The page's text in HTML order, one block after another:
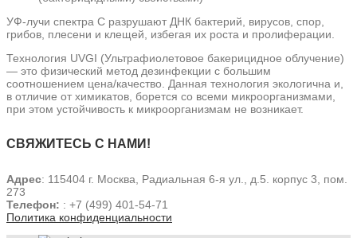
УФ-лучи спектра С разрушают ДНК бактерий, вирусов, спор,
грибов, плесени и клещей, избегая их роста и пролиферации.
Технология UVGI (Ультрафиолетовое бакерицидное облучение)
— это физический метод дезинфекции с большим
соотношением цена/качество. Данная технология экологична и,
в отличие от химикатов, борется со всеми микроорганизмами,
при этом устойчивость к микроорганизмам не возникает.
СВЯЖИТЕСЬ С НАМИ!
Адрес: 115404 г. Москва, Радиальная 6-я ул., д.5. корпус 3, пом.
273
Телефон: : +7 (499) 401-54-71
Политика конфиденциальности